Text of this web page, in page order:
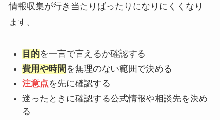
情報収集が行き当たりばったりになりにくくなり
ます。
目的を一言で言えるか確認する
費用や時間 を無理のない範囲で決める
注意点を先に確認する
迷ったときに確認する公式情報や相談先を決め
る